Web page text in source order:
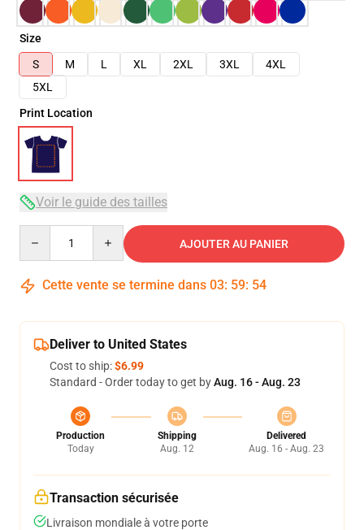
Size
S
M L XL 2XL 3XL
4XL
5XL
Print Location
Voir le guide des tailles
AJOUTER AU PANIER
Cette vente se termine dans 03: 59: 54
Deliver to United States
Cost to ship:$6.99
Standard - Order today to get byAug. 16 - Aug. 23
Production
Today
Shipping
Aug. 12
Delivered
Aug. 16 - Aug. 23
Transaction sécurisée
Livraison mondiale à votre porte